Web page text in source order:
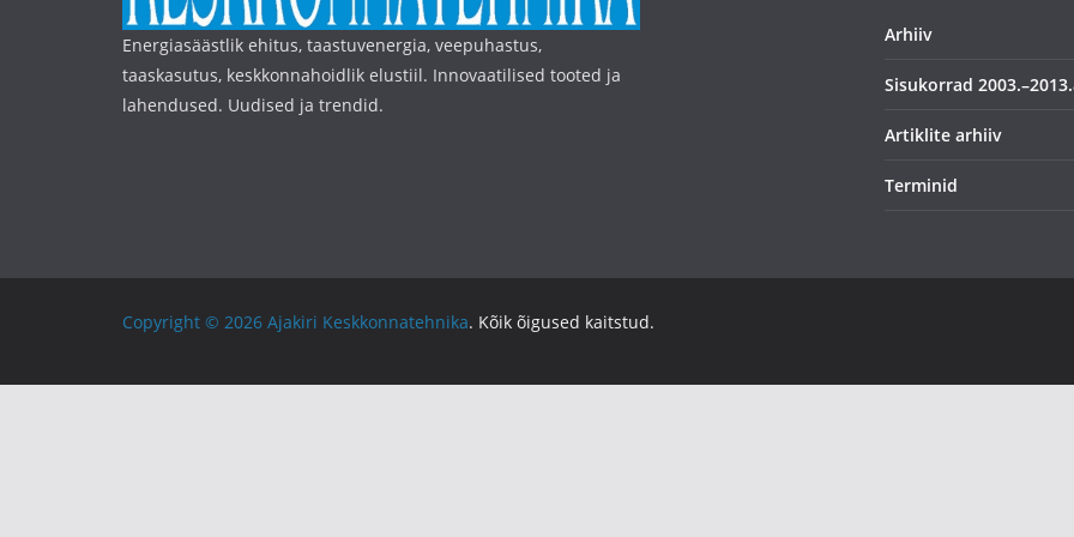
Energiasäästlik ehitus, taastuvenergia, veepuhastus,
taaskasutus, keskkonnahoidlik elustiil. Innovaatilised tooted ja
lahendused. Uudised ja trendid.
Arhiiv
Sisukorrad
Artiklite arhiiv
Terminid
Copyright © 2026 Ajakiri Keskkonnatehnika. Kõik õigused kaitstud.